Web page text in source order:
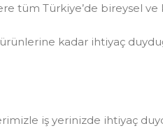
tüm Türkiye’de bireysel
kadar ihtiyaç
iş yerinizde ihtiyaç